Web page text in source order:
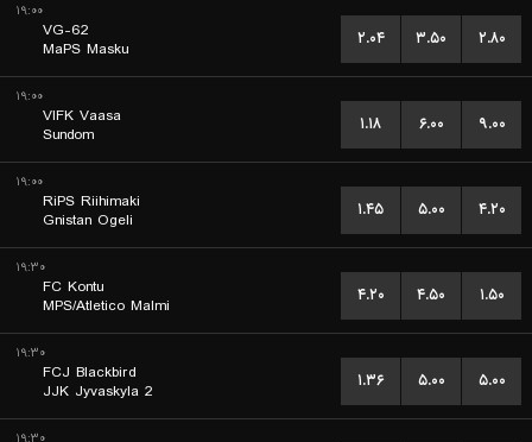
۱۹:۰۰
VG-62
MaPS Masku
۲.۰۴ ۳.۵۰ ۲.۸۰
۱۹:۰۰
VIFK Vaasa
Sundom
۱.۱۸ ۶.۰۰ ۹.۰۰
۱۹:۰۰
RiPS Riihimaki
Gnistan Ogeli
۱.۴۵ ۵.۰۰ ۴.۲۰
۱۹:۳۰
FC Kontu
MPS/Atletico Malmi
۴.۲۰ ۴.۵۰ ۱.۵۰
۱۹:۳۰
FCJ Blackbird
JJK Jyvaskyla 2
۱.۳۶ ۵.۰۰ ۵.۰۰